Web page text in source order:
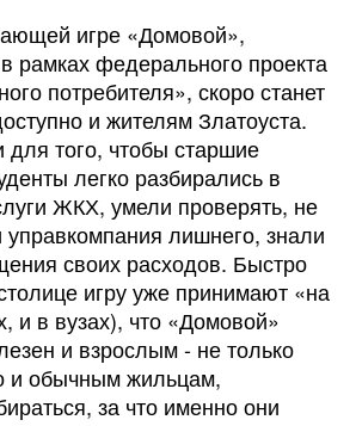
игре «Домовой»,
рамках федерального проекта
потребителя», скоро станет
и жителям Златоуста.
для того, чтобы старшие
легко разбирались в
ЖКХ, умели проверять, не
управкомпания лишнего, знали
своих расходов. Быстро
игру уже принимают «на
и в вузах), что «Домовой»
и взрослым - не только
и обычным жильцам,
за что именно они